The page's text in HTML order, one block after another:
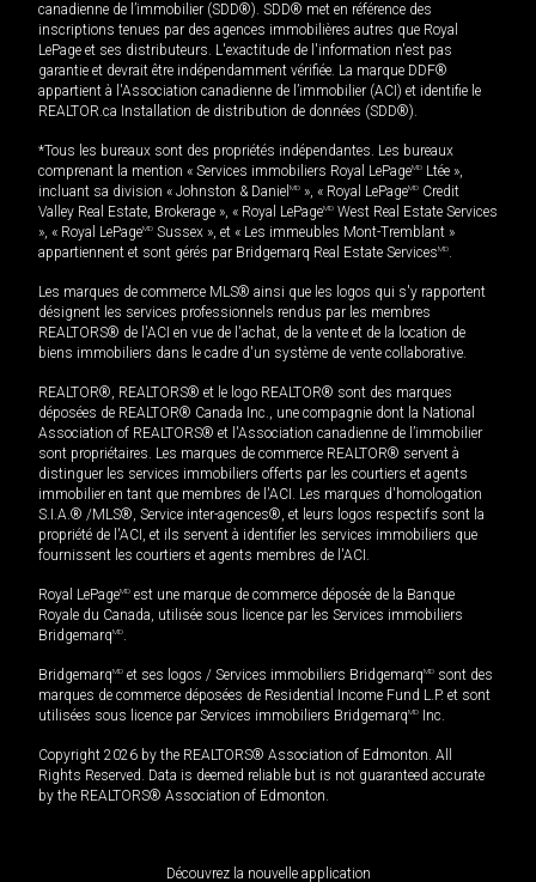
canadienne de l’immobilier (SDD®). SDD® met en référence des
inscriptions tenues par des agences immobilières autres que Royal
LePage et ses distributeurs. L'exactitude de l'information n'est pas
garantie et devrait être indépendamment vérifiée. La marque DDF®
appartient à l'Association canadienne de l’immobilier (ACI) et identifie le
REALTOR.ca Installation de distribution de données (SDD®).
*Tous les bureaux sont des propriétés indépendantes. Les bureaux
comprenant la mention « Services immobiliers Royal LePageMD Ltée »,
incluant sa division « Johnston & Daniel MD », « Royal LePageMD Credit
Valley Real Estate, Brokerage », « Royal LePageMD West Real Estate Services
», « Royal LePageMD Sussex », et « Les immeubles Mont-Tremblant »
appartiennent et sont gérés par Bridgemarq Real Estate ServicesMD.
Les marques de commerce MLS® ainsi que les logos qui s'y rapportent
désignent les services professionnels rendus par les membres
REALTORS® de l'ACI en vue de l'achat, de la vente et de la location de
biens immobiliers dans le cadre d'un système de vente collaborative.
REALTOR®, REALTORS® et le logo REALTOR® sont des marques
déposées de REALTOR® Canada Inc., une compagnie dont la National
Association of REALTORS® et l'Association canadienne de l’immobilier
sont propriétaires. Les marques de commerce REALTOR® servent à
distinguer les services immobiliers offerts par les courtiers et agents
immobilier en tant que membres de l'ACI. Les marques d'homologation
S.I.A.® /MLS®, Service inter-agences®, et leurs logos respectifs sont la
propriété de l'ACI, et ils servent à identifier les services immobiliers que
fournissent les courtiers et agents membres de l'ACI.
Royal LePageMD est une marque de commerce déposée de la Banque
Royale du Canada, utilisée sous licence par les Services immobiliers
BridgemarqMD.
BridgemarqMD et ses logos / Services immobiliers BridgemarqMD sont des
marques de commerce déposées de Residential Income Fund L.P. et sont
utilisées sous licence par Services immobiliers BridgemarqMD Inc.
Copyright 2026 by the REALTORS® Association of Edmonton. All
Rights Reserved. Data is deemed reliable but is not guaranteed accurate
by the REALTORS® Association of Edmonton.
Découvrez la nouvelle application